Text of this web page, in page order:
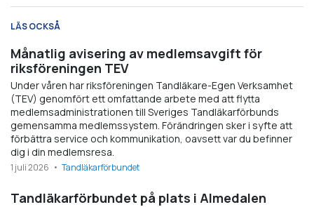
LÄS OCKSÅ
Månatlig avisering av medlemsavgift för
riksföreningen TEV
Under våren har riksföreningen Tandläkare-Egen Verksamhet
(TEV) genomfört ett omfattande arbete med att flytta
medlemsadministrationen till Sveriges Tandläkarförbunds
gemensamma medlemssystem. Förändringen sker i syfte att
förbättra service och kommunikation, oavsett var du befinner
dig i din medlemsresa.
1 juli 2026 Tandläkarförbundet
Tandläkarförbundet på plats i Almedalen